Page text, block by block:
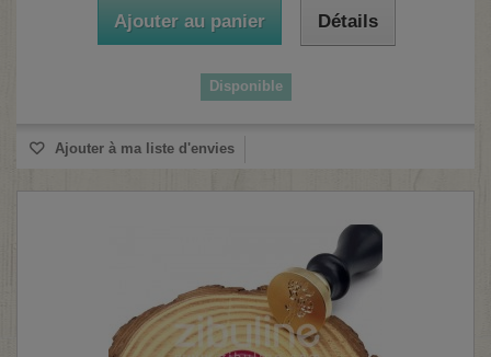
Ajouter au panier Détails
Disponible
Ajouter à ma liste d'envies